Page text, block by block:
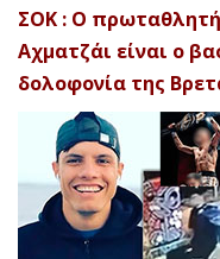
ΣΟΚ : Ο
Αχματζάι είναι ο
δολοφονία της